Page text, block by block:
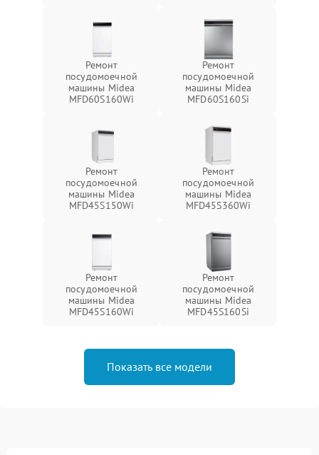
Ремонт
посудомоечной
машины Midea
MFD60S160Wi
Ремонт
посудомоечной
машины Midea
MFD60S160Si
Ремонт
посудомоечной
машины Midea
MFD45S150Wi
Ремонт
посудомоечной
машины Midea
MFD45S360Wi
Ремонт
посудомоечной
машины Midea
MFD45S160Wi
Ремонт
посудомоечной
машины Midea
MFD45S160Si
Показать все модели